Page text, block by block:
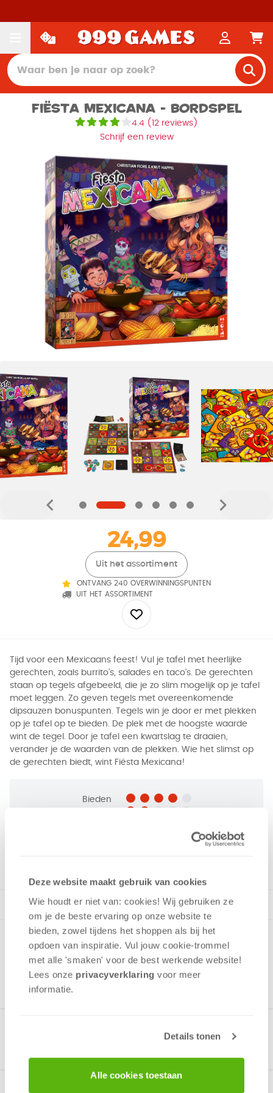
Deze website maakt gebruik van cookies
Wie houdt er niet van: cookies! Wij gebruiken ze
om je de beste ervaring op onze website te
bieden, zowel tijdens het shoppen als bij het
opdoen van inspiratie. Vul jouw cookie-trommel
met alle 'smaken' voor de best werkende website​!
Lees onze privacyverklaring voor meer
informatie.
Details tonen
Alle cookies toestaan
Fiësta Mexicana - Bordspel
4.4( 12 reviews)
Schrijf een review
24,99
Uit het assortiment
ONTVANG 240 OVERWINNINGSPUNTEN
UIT HET ASSORTIMENT
Tijd voor een Mexicaans feest! Vul je tafel met heerlijke
gerechten, zoals burrito’s, salades en taco’s. De gerechten
staan op tegels afgebeeld, die je zo slim mogelijk op je tafel
moet leggen. Zo geven tegels met overeenkomende
dipsauzen bonuspunten. Tegels win je door er met plekken
op je tafel op te bieden. De plek met de hoogste waarde
wint de tegel. Door je tafel een kwartslag te draaien,
verander je de waarden van de plekken. Wie het slimst op
de gerechten biedt, wint Fiësta Mexicana!
Bieden
v.a. 8 jaar
Gerelateerde producten